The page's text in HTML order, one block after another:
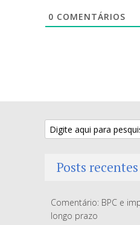
0 COMENTÁRIOS
Posts recentes
Comentário: BPC e
longo prazo